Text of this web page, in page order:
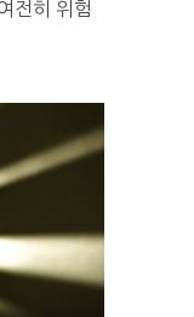
전히 위험